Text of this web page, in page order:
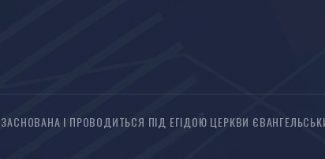
І ПРОВОДИТЬСЯ ПІД ЕГІДОЮ ЦЕРКВИ